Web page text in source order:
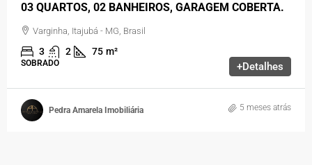
03 QUARTOS, 02 BANHEIROS, GARAGEM COBERTA.
Varginha, Itajubá - MG, Brasil
3 2 75 m²
SOBRADO +Detalhes
Pedra Amarela Imobiliária 5 meses atrás